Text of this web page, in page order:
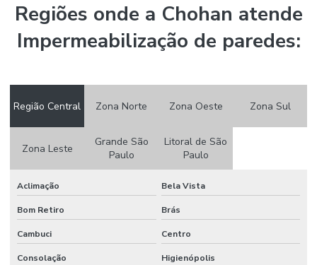
Regiões onde a Chohan atende
Impermeabilização de paredes:
Região Central Zona Norte Zona Oeste Zona Sul
Zona Leste
Grande São
Paulo
Litoral de São
Paulo
Aclimação Bela Vista
Bom Retiro Brás
Cambuci Centro
Consolação Higienópolis